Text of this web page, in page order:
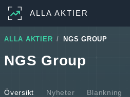
ALLA AKTIER
ALLA AKTIER NGS GROUP
NGS Group
Översikt Nyheter Blankning